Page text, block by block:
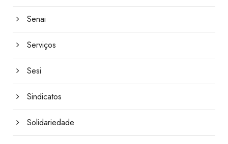
Senai
Serviços
Sesi
Sindicatos
Solidariedade